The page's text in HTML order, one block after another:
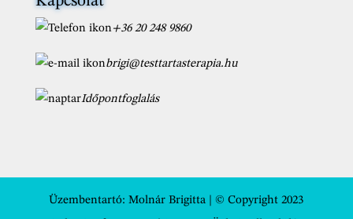
+36 20 248 9860
brigi@testtartasterapia.hu
Időpontfoglalás
Üzembentartó:Molnár Brigitta | © Copyright 2023